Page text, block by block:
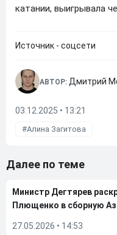
катании, выигрывала
Источник - соцсети
АВТОР: Дмитрий
03.12.2025 • 13:21
Алина Загитова
Далее по теме
Министр Дегтярев
Плющенко в сборную
27.05.2026 • 14:53